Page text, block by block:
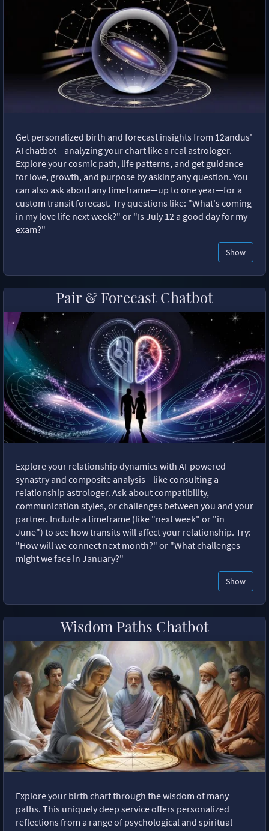
Get personalized birth and forecast insights from 12andus'
AI chatbot—analyzing your chart like a real astrologer.
Explore your cosmic path, life patterns, and get guidance
for love, growth, and purpose by asking any question. You
can also ask about any timeframe—up to one year—for a
custom transit forecast. Try questions like: "What's coming
in my love life next week?" or "Is July 12 a good day for my
exam?"
Show
Pair & Forecast Chatbot
Explore your relationship dynamics with AI-powered
synastry and composite analysis—like consulting a
relationship astrologer. Ask about compatibility,
communication styles, or challenges between you and your
partner. Include a timeframe (like "next week" or "in
June") to see how transits will affect your relationship. Try:
"How will we connect next month?" or "What challenges
might we face in January?"
Show
Wisdom Paths Chatbot
Explore your birth chart through the wisdom of many
paths. This uniquely deep service offers personalized
reflections from a range of psychological and spiritual